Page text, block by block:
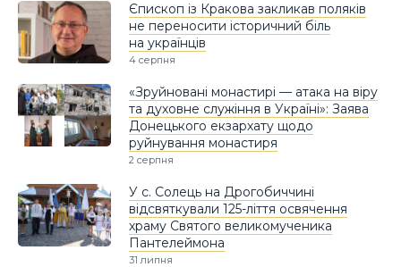
Єпископ із Кракова закликав поляків
не переносити історичний біль
на українців
4 серпня
«Зруйновані монастирі — атака на віру
та духовне служіння в Україні»: Заява
Донецького екзархату щодо
руйнування монастиря
2 серпня
У с. Солець на Дрогобиччині
відсвяткували 125-ліття освячення
храму Святого великомученика
Пантелеймона
31 липня